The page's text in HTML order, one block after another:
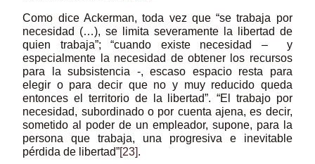
Como dice Ackerman, toda vez que “se trabaja por
necesidad (…), se limita severamente la libertad de
quien trabaja”; “cuando existe necesidad – y
especialmente la necesidad de obtener los recursos
para la subsistencia -, escaso espacio resta para
elegir o para decir que no y muy reducido queda
entonces el territorio de la libertad”. “El trabajo por
necesidad, subordinado o por cuenta ajena, es decir,
sometido al poder de un empleador, supone, para la
persona que trabaja, una progresiva e inevitable
pérdida de libertad”[23].